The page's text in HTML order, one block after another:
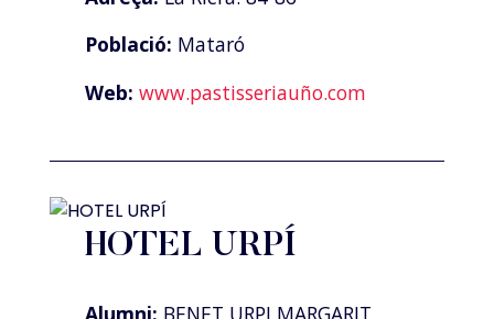
Població: Mataró
Web: www.pastisseriauño.com
HOTEL URPÍ
Alumni: BENET URPI MARGARIT